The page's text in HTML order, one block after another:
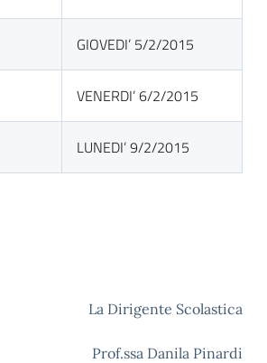
GIOVEDI’ 5/2/2015
VENERDI’ 6/2/2015
LUNEDI’ 9/2/2015
La Dirigente Scolastica
Prof.ssa Danila Pinardi